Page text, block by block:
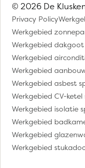
© 2026 De
Privacy Policy
Werkgebied
Werkgebied
Werkgebied
Werkgebied
Werkgebied asbest
Werkgebied CV-ketel
Werkgebied isolatie
Werkgebied
Werkgebied
Werkgebied